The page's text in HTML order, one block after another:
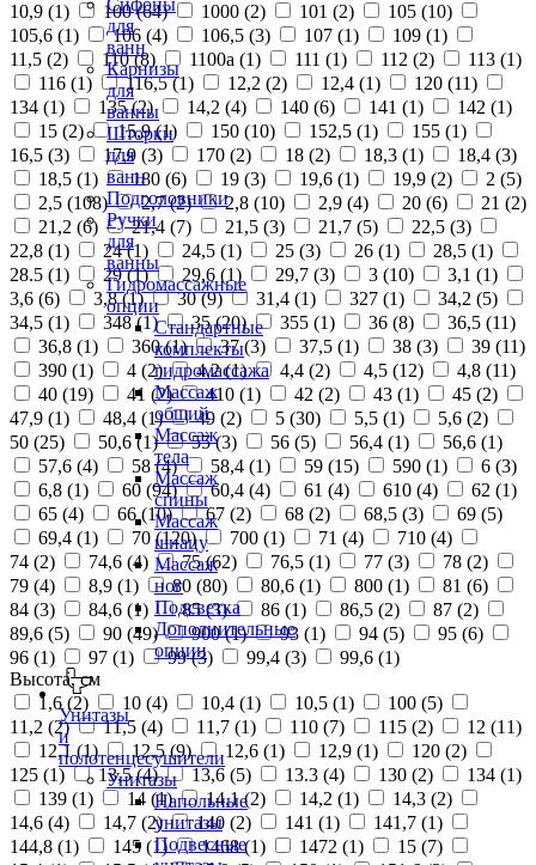
Сифоны
для
ванн
Карнизы
для
ванны
Шторки
для
ванн
Подголовники
Ручки
для
ванны
Гидромассажные
опции
Стандартные
комплекты
гидромассажа
Массаж
общий
Массаж
тела
Массаж
спины
Массаж
шиацу
Массаж
ног
Подсветка
Дополнительные
опции
Унитазы
и
полотенцесушители
Унитазы
Напольные
унитазы
Подвесные
10,9 (1) 100 (64) 1000 (2) 101 (2) 105 (10)
105,6 (1) 106 (4) 106,5 (3) 107 (1) 109 (1)
11,5 (2) 110 (8) 1100а (1) 111 (1) 112 (2) 113 (1)
116 (1) 116,5 (1) 12,2 (2) 12,4 (1) 120 (11)
134 (1) 135 (2) 14,2 (4) 140 (6) 141 (1) 142 (1)
15 (2) 15,9 (1) 150 (10) 152,5 (1) 155 (1)
16,5 (3) 17,9 (3) 170 (2) 18 (2) 18,3 (1) 18,4 (3)
18,5 (1) 180 (6) 19 (3) 19,6 (1) 19,9 (2) 2 (5)
2,5 (108) 2,7 (2) 2,8 (10) 2,9 (4) 20 (6) 21 (2)
21,2 (6) 21,4 (7) 21,5 (3) 21,7 (5) 22,5 (3)
22,8 (1) 24 (1) 24,5 (1) 25 (3) 26 (1) 28,5 (1)
28.5 (1) 29 (1) 29,6 (1) 29,7 (3) 3 (10) 3,1 (1)
3,6 (6) 3,8 (1) 30 (9) 31,4 (1) 327 (1) 34,2 (5)
34,5 (1) 348 (1) 35 (20) 355 (1) 36 (8) 36,5 (11)
36,8 (1) 360 (1) 37 (3) 37,5 (1) 38 (3) 39 (11)
390 (1) 4 (2) 4,2 (1) 4,4 (2) 4,5 (12) 4,8 (11)
40 (19) 41 (2) 410 (1) 42 (2) 43 (1) 45 (2)
47,9 (1) 48,4 (1) 49 (2) 5 (30) 5,5 (1) 5,6 (2)
50 (25) 50,6 (1) 55 (3) 56 (5) 56,4 (1) 56,6 (1)
57,6 (4) 58 (4) 58,4 (1) 59 (15) 590 (1) 6 (3)
6,8 (1) 60 (94) 60,4 (4) 61 (4) 610 (4) 62 (1)
65 (4) 66 (10) 67 (2) 68 (2) 68,5 (3) 69 (5)
69,4 (1) 70 (120) 700 (1) 71 (4) 710 (4)
74 (2) 74,6 (4) 75 (62) 76,5 (1) 77 (3) 78 (2)
79 (4) 8,9 (1) 80 (80) 80,6 (1) 800 (1) 81 (6)
84 (3) 84,6 (1) 85 (3) 86 (1) 86,5 (2) 87 (2)
89,6 (5) 90 (49) 900 (1) 93 (1) 94 (5) 95 (6)
96 (1) 97 (1) 99 (3) 99,4 (3) 99,6 (1)
Высота, см
1,6 (2) 10 (4) 10,4 (1) 10,5 (1) 100 (5)
11,2 (2) 11,5 (4) 11,7 (1) 110 (7) 115 (2) 12 (11)
12,1 (1) 12,5 (9) 12,6 (1) 12,9 (1) 120 (2)
125 (1) 13,5 (4) 13,6 (5) 13.3 (4) 130 (2) 134 (1)
139 (1) 14 (1) 14,1 (2) 14,2 (1) 14,3 (2)
14,6 (4) 14,7 (2) 140 (2) 141 (1) 141,7 (1)
144,8 (1) 145 (1) 1468 (1) 1472 (1) 15 (7)